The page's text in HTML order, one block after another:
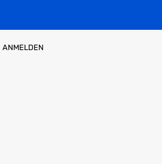
ANMELDEN